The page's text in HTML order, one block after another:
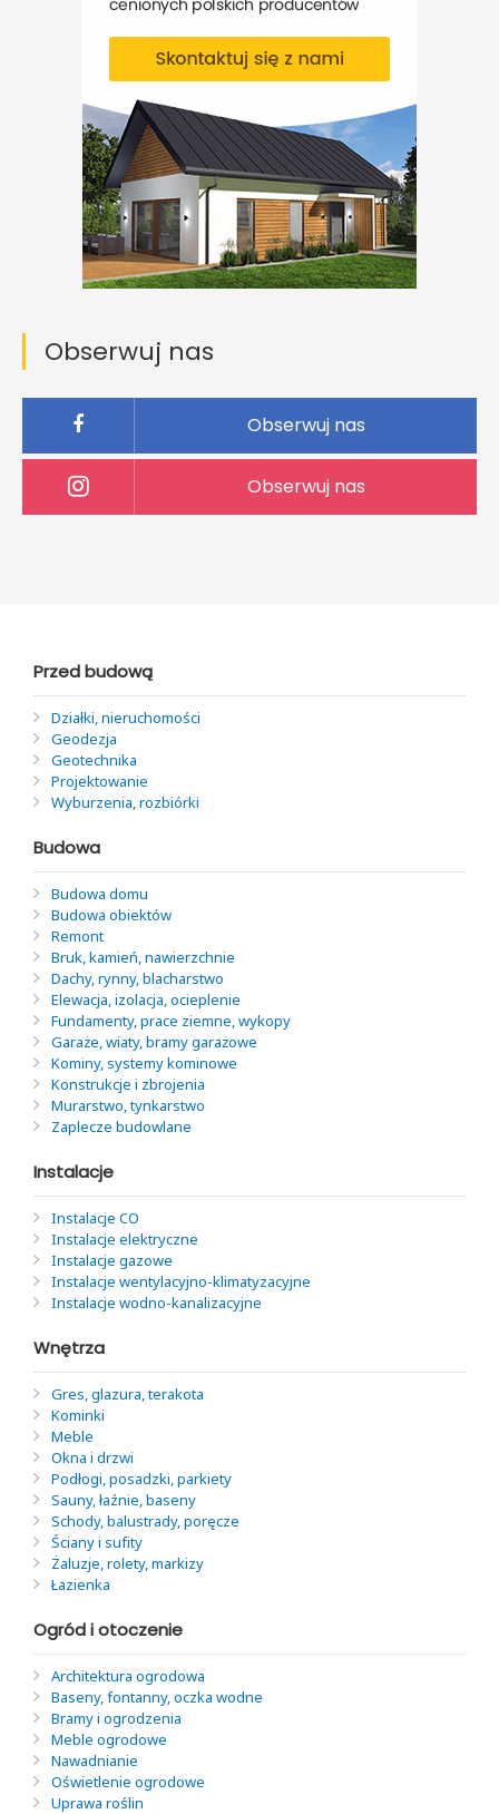
Obserwuj nas
Obserwuj nas
Obserwuj nas
Przed budową
Działki, nieruchomości
Geodezja
Geotechnika
Projektowanie
Wyburzenia, rozbiórki
Budowa
Budowa domu
Budowa obiektów
Remont
Bruk, kamień, nawierzchnie
Dachy, rynny, blacharstwo
Elewacja, izolacja, ocieplenie
Fundamenty, prace ziemne, wykopy
Garaże, wiaty, bramy garażowe
Kominy, systemy kominowe
Konstrukcje i zbrojenia
Murarstwo, tynkarstwo
Zaplecze budowlane
Instalacje
Instalacje CO
Instalacje elektryczne
Instalacje gazowe
Instalacje wentylacyjno-klimatyzacyjne
Instalacje wodno-kanalizacyjne
Wnętrza
Gres, glazura, terakota
Kominki
Meble
Okna i drzwi
Podłogi, posadzki, parkiety
Sauny, łaźnie, baseny
Schody, balustrady, poręcze
Ściany i sufity
Żaluzje, rolety, markizy
Łazienka
Ogród i otoczenie
Architektura ogrodowa
Baseny, fontanny, oczka wodne
Bramy i ogrodzenia
Meble ogrodowe
Nawadnianie
Oświetlenie ogrodowe
Uprawa roślin